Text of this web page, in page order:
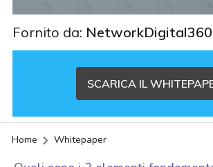
Fornito da: NetworkDigital360
SCARICA IL
Home Whitepaper